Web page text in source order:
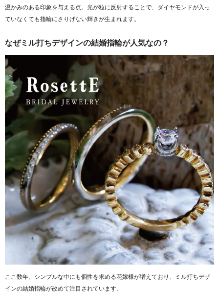
温かみのある印象を与える点。光が粒に反射することで、ダイヤモンドが入っ
ていなくても指輪にさりげない輝きが生まれます。
なぜミル打ちデザインの結婚指輪が人気なの？
ここ数年、シンプルな中にも個性を求める花嫁様が増えており、ミル打ちデザ
インの結婚指輪が改めて注目されています。